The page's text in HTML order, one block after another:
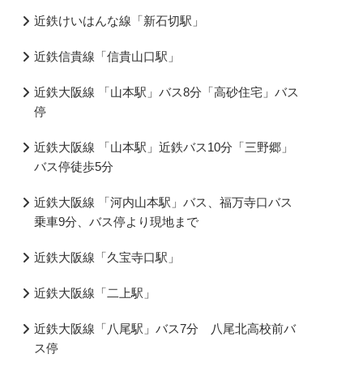
近鉄けいはんな線「新石切駅」
近鉄信貴線「信貴山口駅」
近鉄大阪線 「山本駅」バス8分「高砂住宅」バス
停
近鉄大阪線 「山本駅」近鉄バス10分「三野郷」
バス停徒歩5分
近鉄大阪線 「河内山本駅」バス、福万寺口バス
乗車9分、バス停より現地まで
近鉄大阪線「久宝寺口駅」
近鉄大阪線「二上駅」
近鉄大阪線「八尾駅」バス7分 八尾北高校前バ
ス停